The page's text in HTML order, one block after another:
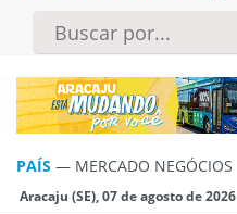
PAÍS — MERCADO NEGÓCIOS
Aracaju (SE), 07 de agosto de 2026